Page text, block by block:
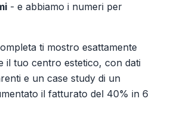
- e abbiamo i numeri per
ti mostro esattamente
il tuo centro estetico, con dati
e un case study di un
il fatturato del 40% in 6